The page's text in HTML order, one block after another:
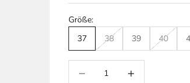
Größe:
37
38 39 40